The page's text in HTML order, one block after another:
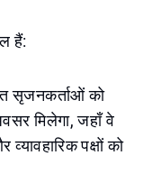
हैं:
सृजनकर्ताओं को
मिलेगा, जहाँ वे
पक्षों को